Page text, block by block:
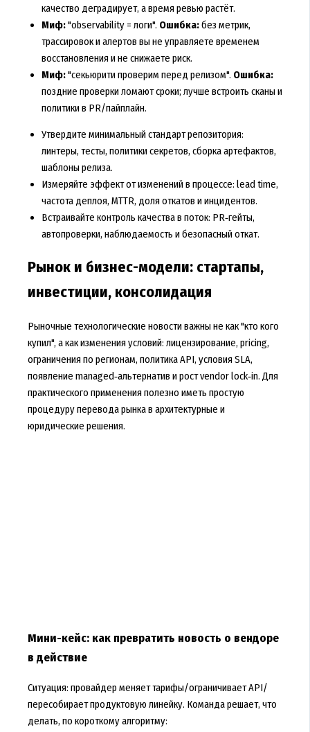
качество деградирует, а время ревью растёт.
Миф:"observability = логи". Ошибка:без метрик,
трассировок и алертов вы не управляете временем
восстановления и не снижаете риск.
Миф:"секьюрити проверим перед релизом". Ошибка:
поздние проверки ломают сроки; лучше встроить сканы и
политики в PR/пайплайн.
Утвердите минимальный стандарт репозитория:
линтеры, тесты, политики секретов, сборка артефактов,
шаблоны релиза.
Измеряйте эффект от изменений в процессе: lead time,
частота деплоя, MTTR, доля откатов и инцидентов.
Встраивайте контроль качества в поток: PR‑гейты,
автопроверки, наблюдаемость и безопасный откат.
Рынок и бизнес-модели: стартапы,
инвестиции, консолидация
Рыночные технологические новости важны не как "кто кого
купил", а как изменения условий: лицензирование, pricing,
ограничения по регионам, политика API, условия SLA,
появление managed‑альтернатив и рост vendor lock‑in. Для
практического применения полезно иметь простую
процедуру перевода рынка в архитектурные и
юридические решения.
Мини-кейс: как превратить новость о вендоре
в действие
Ситуация: провайдер меняет тарифы/ограничивает API/
пересобирает продуктовую линейку. Команда решает, что
делать, по короткому алгоритму: